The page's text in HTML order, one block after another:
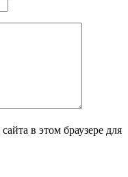
в этом браузере для